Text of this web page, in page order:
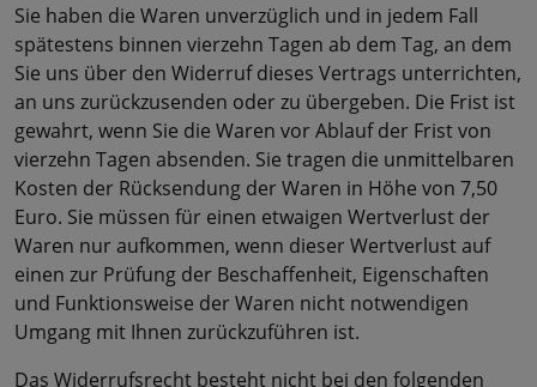
Sie haben die Waren unverzüglich und in jedem Fall
spätestens binnen vierzehn Tagen ab dem Tag, an dem
Sie uns über den Widerruf dieses Vertrags unterrichten,
an uns zurückzusenden oder zu übergeben. Die Frist ist
gewahrt, wenn Sie die Waren vor Ablauf der Frist von
vierzehn Tagen absenden. Sie tragen die unmittelbaren
Kosten der Rücksendung der Waren in Höhe von 7,50
Euro. Sie müssen für einen etwaigen Wertverlust der
Waren nur aufkommen, wenn dieser Wertverlust auf
einen zur Prüfung der Beschaffenheit, Eigenschaften
und Funktionsweise der Waren nicht notwendigen
Umgang mit Ihnen zurückzuführen ist.
Das Widerrufsrecht besteht nicht bei den folgenden